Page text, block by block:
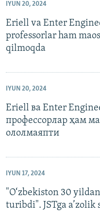
IYUN 20, 2024
Eriell va Enter
professorlar ham
qilmoqda
IYUN 20, 2024
Eriell ва Enter
профессорлар ҳам
ололмаяпти
IYUN 17, 2024
"O‘zbekiston 30
turibdi". JSTga a’zolik